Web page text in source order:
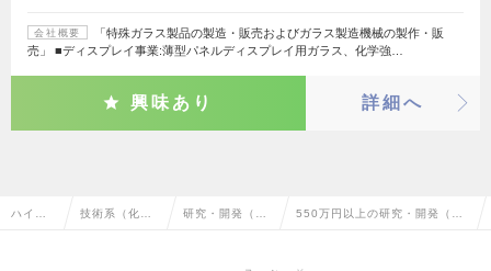
会社概要
「特殊ガラス製品の製造・販売およびガラス製造機械の製作・販
売」 ■ディスプレイ事業:薄型パネルディスプレイ用ガラス、化学強…
興味あり 詳細へ
ハイク 技術系（化 研究・開発（化 550万円以上の研究・開発（化